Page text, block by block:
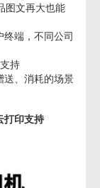
图文再大也能
端，不同公司
持
送、消耗的场景
打印支持